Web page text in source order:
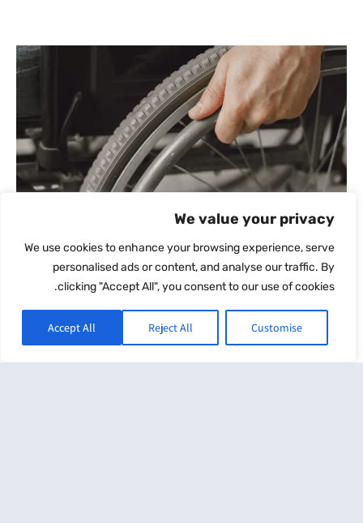
We value your privacy
We use cookies to enhance your browsing experience, serve
personalised ads or content, and analyse our traffic. By
clicking "Accept All", you consent to our use of cookies.
Customise
Reject All
Accept All
אובדן כושר עבודה
כיסוי זה מאפשר למבוטח לקבל תשלום חודשי . כתחליף למשכורת,
קרא עוד